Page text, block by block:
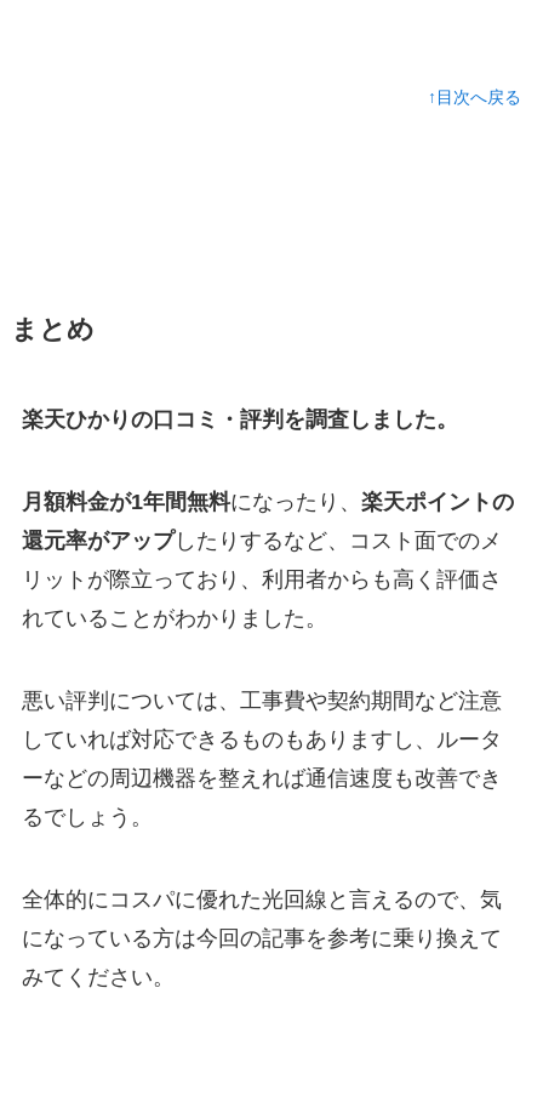
↑目次へ戻る
まとめ
楽天ひかりの口コミ・評判を調査しました。
月額料金が1年間無料になったり、 楽天ポイントの
還元率がアップしたりするなど、コスト面でのメ
リットが際立っており、利用者からも高く評価さ
れていることがわかりました。
悪い評判については、工事費や契約期間など注意
していれば対応できるものもありますし、ルータ
ーなどの周辺機器を整えれば通信速度も改善でき
るでしょう。
全体的にコスパに優れた光回線と言えるので、気
になっている方は今回の記事を参考に乗り換えて
みてください。